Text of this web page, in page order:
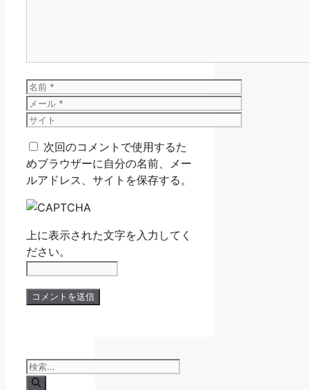
名
前
メ
ー
サ
ト 次回のコメントで使用するた
めブラウザーに自分の名前、メー
ルアドレス、サイトを保存する。
上に表示された文字を入力してく
ださい。
検
索: